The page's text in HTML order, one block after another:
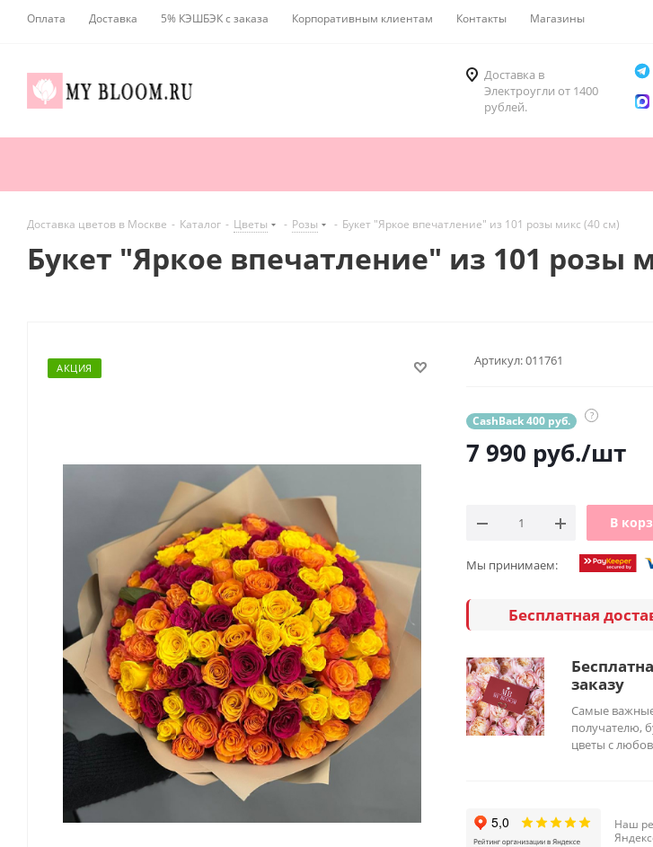
Оплата Доставка 5% КЭШБЭК с заказа Корпоративным клиентам Контакты Магазины
Доставка в
Электроугли от 1400
рублей.
Доставка цветов в Москве - Каталог - Цветы - Розы - Букет "Яркое впечатление" из 101 розы микс (40 см)
Букет "Яркое впечатление" из 101 розы
АКЦИЯ Артикул:011761
CashBack 400 руб. ?
7 990 руб./шт
В
Мы принимаем:
Бесплатная
заказу
Самые
получателю,
цветы с
Наш